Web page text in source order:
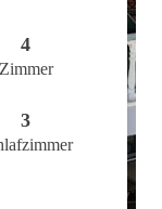
4
Zimmer
3